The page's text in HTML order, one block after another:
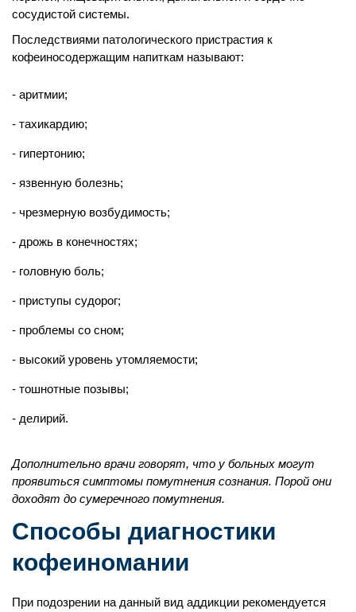
сосудистой системы.
Последствиями патологического пристрастия к
кофеиносодержащим напиткам называют:
аритмии;
тахикардию;
гипертонию;
язвенную болезнь;
чрезмерную возбудимость;
дрожь в конечностях;
головную боль;
приступы судорог;
проблемы со сном;
высокий уровень утомляемости;
тошнотные позывы;
делирий.
Дополнительно врачи говорят, что у больных могут
проявиться симптомы помутнения сознания. Порой они
доходят до сумеречного помутнения.
Способы диагностики
кофеиномании
При подозрении на данный вид аддикции рекомендуется